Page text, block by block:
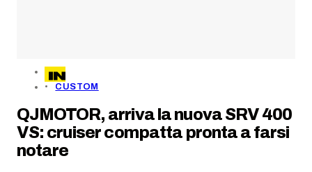
CUSTOM
QJMOTOR, arriva la nuova SRV 400
VS: cruiser compatta pronta a farsi
notare